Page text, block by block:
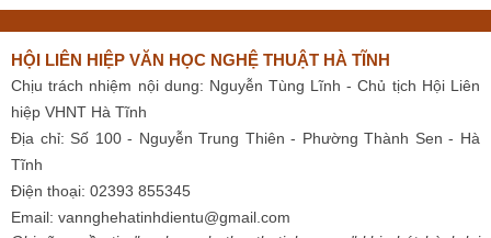
HỘI LIÊN HIỆP VĂN HỌC NGHỆ THUẬT HÀ TĨNH
Chịu trách nhiệm nội dung: Nguyễn Tùng Lĩnh - Chủ tịch Hội Liên
hiệp VHNT Hà Tĩnh
Địa chỉ: Số 100 - Nguyễn Trung Thiên - Phường Thành Sen - Hà
Tĩnh
Điện thoại: 02393 855345
Email: vannghehatinhdientu@gmail.com